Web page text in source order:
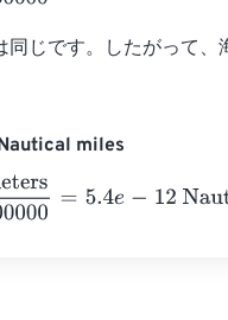
じです。したがって、
miles
5.4 e-12